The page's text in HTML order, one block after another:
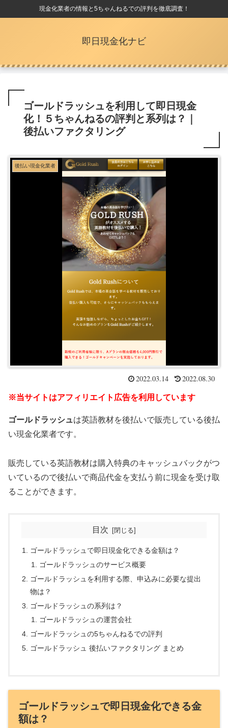
現金化業者の情報と5ちゃんねるでの評判を徹底調査！
即日現金化ナビ
ゴールドラッシュを利用して即日現金
化！５ちゃんねるの評判と系列は？｜
後払いファクタリング
後払い現金化業者
2022.03.14 2022.08.30
※当サイトはアフィリエイト広告を利用しています
ゴールドラッシュは英語教材を後払いで販売している後払
い現金化業者です。
販売している英語教材は購入特典のキャッシュバックがつ
いているので後払いで商品代金を支払う前に現金を受け取
ることができます。
目次
ゴールドラッシュで即日現金化できる金額は？
ゴールドラッシュのサービス概要
ゴールドラッシュを利用する際、申込みに必要な提出
物は？
ゴールドラッシュの系列は？
ゴールドラッシュの運営会社
ゴールドラッシュの5ちゃんねるでの評判
ゴールドラッシュ 後払いファクタリング まとめ
ゴールドラッシュで即日現金化できる金
額は？